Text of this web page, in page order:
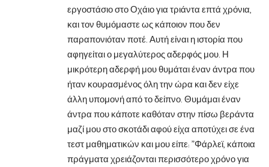
εργοστάσιο στο Οχάιο για τριάντα επτά χρόνια,
και τον θυμόμαστε ως κάποιον που δεν
παραπονιόταν ποτέ. Αυτή είναι η ιστορία που
αφηγείται ο μεγαλύτερος αδερφός μου. Η
μικρότερη αδερφή μου θυμάται έναν άντρα που
ήταν κουρασμένος όλη την ώρα και δεν είχε
άλλη υπομονή από το δείπνο. Θυμάμαι έναν
άντρα που κάποτε καθόταν στην πίσω βεράντα
μαζί μου στο σκοτάδι αφού είχα αποτύχει σε ένα
τεστ μαθηματικών και μου είπε: ”Φάρλεϊ, κάποια
πράγματα χρειάζονται περισσότερο χρόνο για